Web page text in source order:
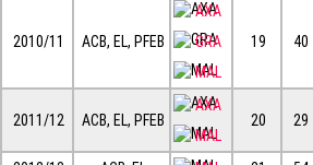
2010/11 ACB, EL, PFEB
AXA
GRA
MAL
19 40
2011/12 ACB, EL, PFEB
AXA
MAL
20 29